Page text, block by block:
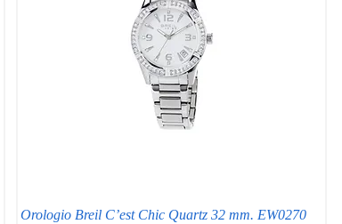
Orologio Breil C’est Chic Quartz 32 mm. EW0270